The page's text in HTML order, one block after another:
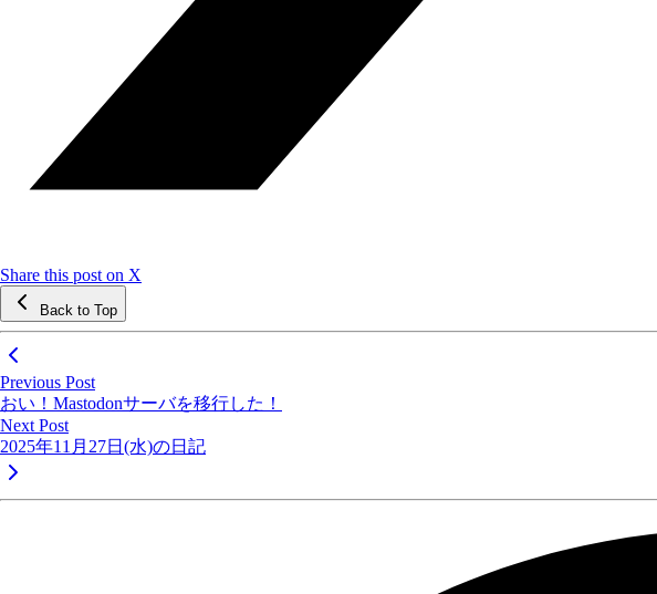
Share this post on X
Back to Top
Previous Post
おい！Mastodonサーバを移行した！
Next Post
2025年11月27日(水)の日記